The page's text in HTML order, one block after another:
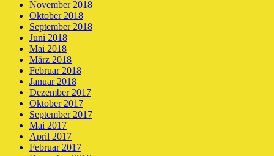
November 2018
Oktober 2018
September 2018
Juni 2018
Mai 2018
März 2018
Februar 2018
Januar 2018
Dezember 2017
Oktober 2017
September 2017
Mai 2017
April 2017
Februar 2017